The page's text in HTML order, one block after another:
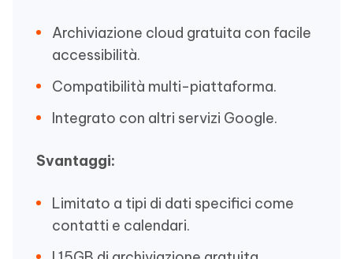
Archiviazione cloud gratuita con facile
accessibilità.
Compatibilità multi-piattaforma.
Integrato con altri servizi Google.
Svantaggi:
Limitato a tipi di dati specifici come
contatti e calendari.